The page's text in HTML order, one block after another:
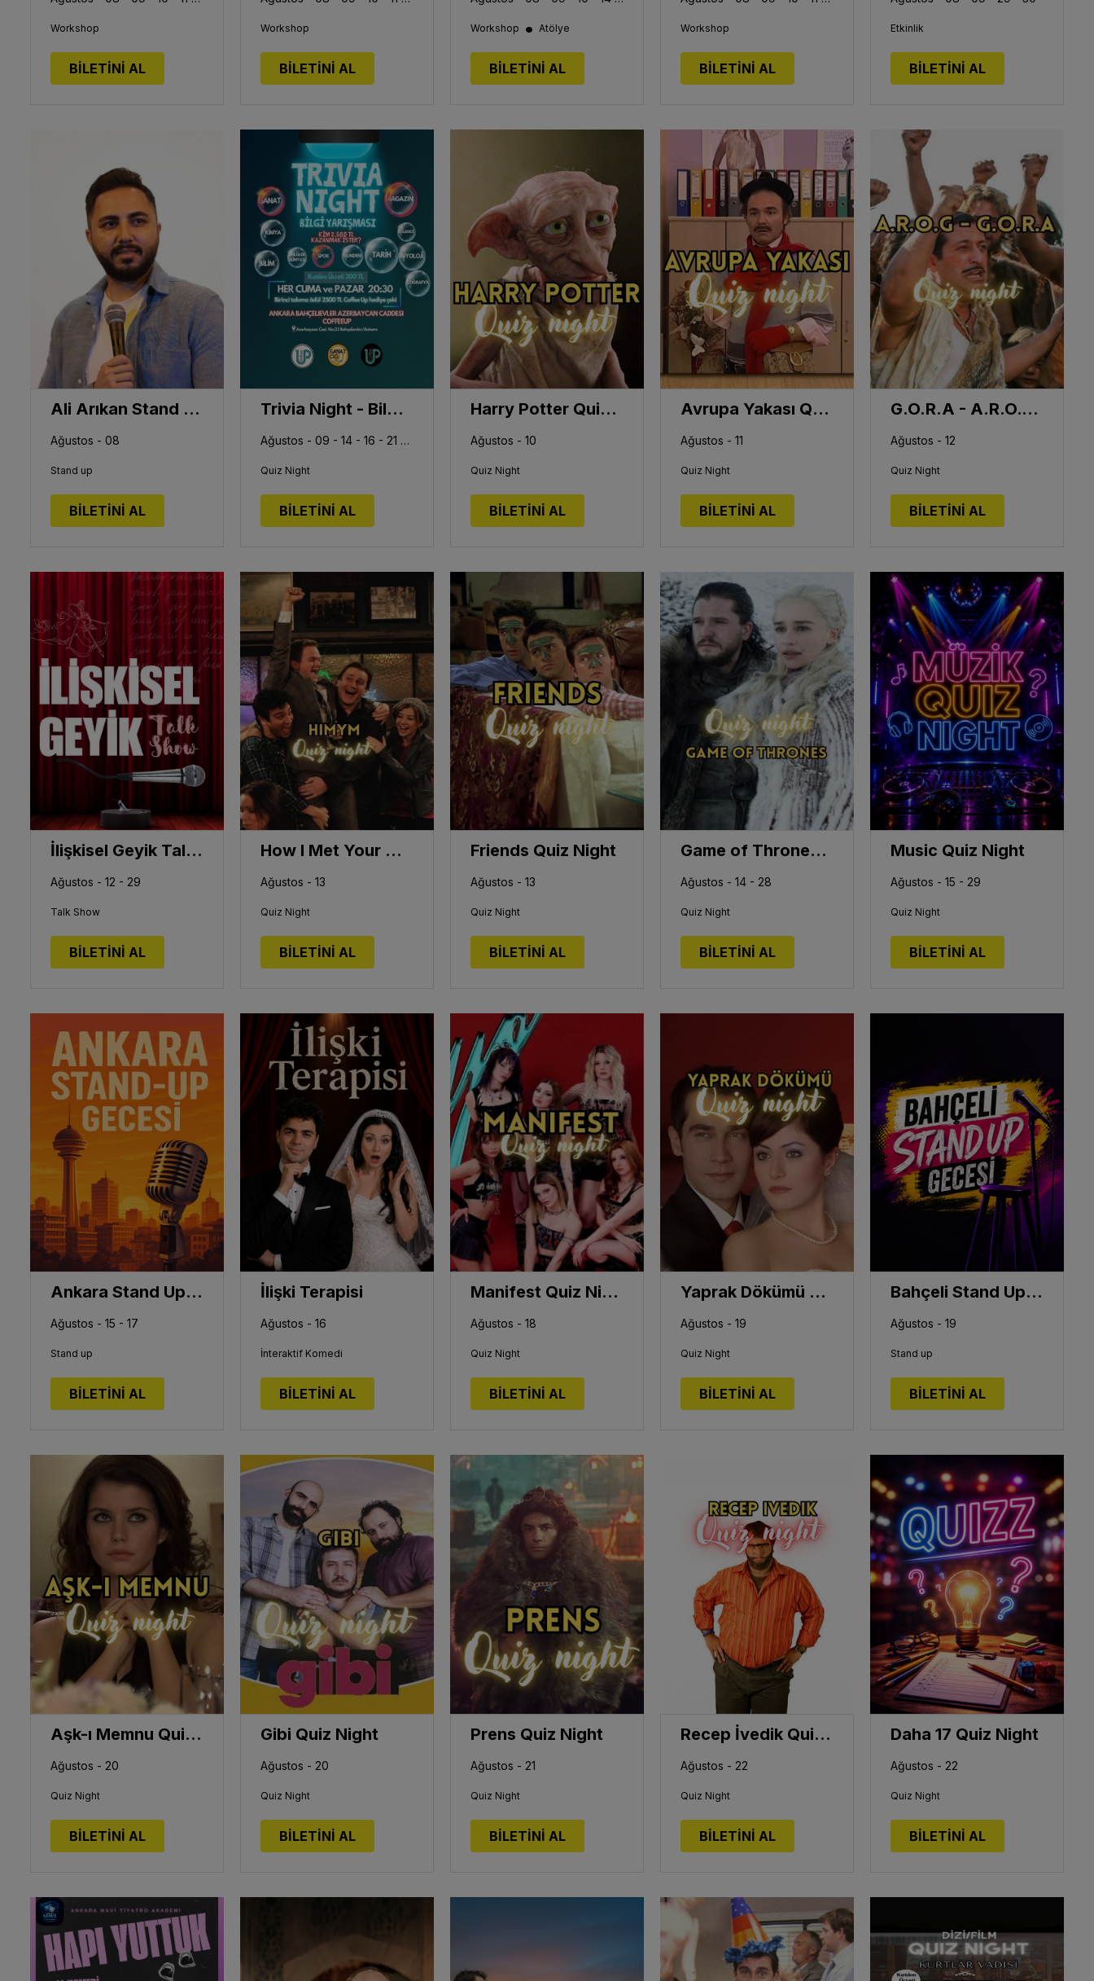
Workshop
BİLETİNİ AL
Workshop
BİLETİNİ AL
Workshop • Atölye
BİLETİNİ AL
Workshop
BİLETİNİ AL
Etkinlik
BİLETİNİ AL
Ali Arıkan Stand Up Show
Ağustos - 08
Stand up
BİLETİNİ AL
Trivia Night - Bilgi Yarışması
Ağustos - 09 - 14 - 16 - 21 - 23 - 28 - 30
Quiz Night
BİLETİNİ AL
Harry Potter Quiz Night
Ağustos - 10
Quiz Night
BİLETİNİ AL
Avrupa Yakası Quiz Night
Ağustos - 11
Quiz Night
BİLETİNİ AL
G.O.R.A - A.R.O.G Quiz Night
Ağustos - 12
Quiz Night
BİLETİNİ AL
İlişkisel Geyik Talk show
Ağustos - 12 - 29
Talk Show
BİLETİNİ AL
How I Met Your Mother Quiz Night
Ağustos - 13
Quiz Night
BİLETİNİ AL
Friends Quiz Night
Ağustos - 13
Quiz Night
BİLETİNİ AL
Game of Thrones Quiz Night
Ağustos - 14 - 28
Quiz Night
BİLETİNİ AL
Music Quiz Night
Ağustos - 15 - 29
Quiz Night
BİLETİNİ AL
Ankara Stand Up Gecesi
Ağustos - 15 - 17
Stand up
BİLETİNİ AL
İlişki Terapisi
Ağustos - 16
İnteraktif Komedi
BİLETİNİ AL
Manifest Quiz Night
Ağustos - 18
Quiz Night
BİLETİNİ AL
Yaprak Dökümü Quiz Night
Ağustos - 19
Quiz Night
BİLETİNİ AL
Bahçeli Stand Up Gecesi
Ağustos - 19
Stand up
BİLETİNİ AL
Aşk-ı Memnu Quiz Night
Ağustos - 20
Quiz Night
BİLETİNİ AL
Gibi Quiz Night
Ağustos - 20
Quiz Night
BİLETİNİ AL
Prens Quiz Night
Ağustos - 21
Quiz Night
BİLETİNİ AL
Recep İvedik Quiz Night
Ağustos - 22
Quiz Night
BİLETİNİ AL
Daha 17 Quiz Night
Ağustos - 22
Quiz Night
BİLETİNİ AL